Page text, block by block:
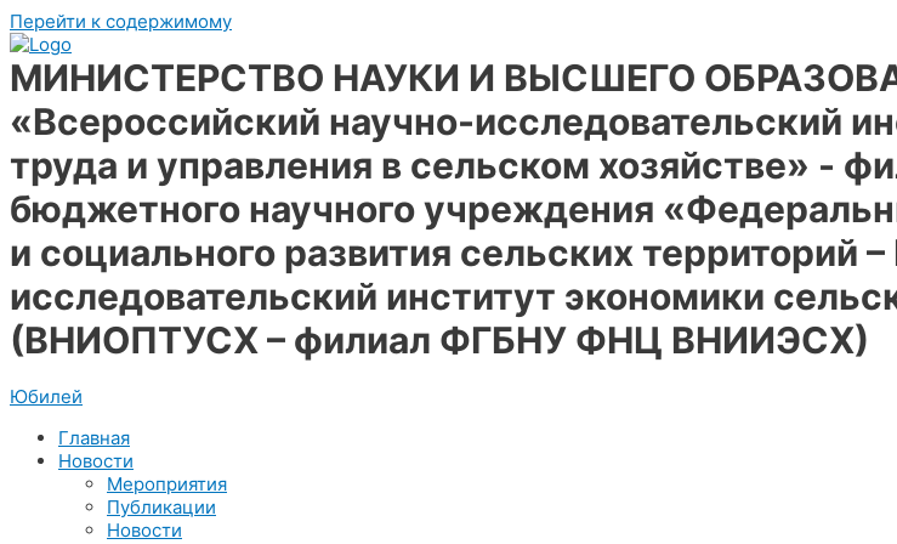
Перейти к содержимому
МИНИСТЕРСТВО НАУКИ И ВЫСШЕГО
«Всероссийский научно-исследовательский
труда и управления в сельском хозяйстве» -
бюджетного научного учреждения
и социального развития сельских территорий
исследовательский институт экономики
(ВНИОПТУСХ – филиал ФГБНУ ФНЦ ВНИИЭСХ)
Юбилей
Главная
Новости
Мероприятия
Публикации
Новости